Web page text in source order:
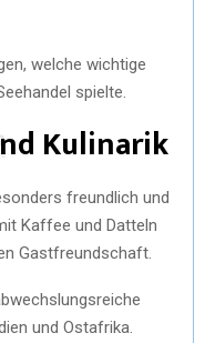
welche wichtige
spielte.
Kulinarik
freundlich und
Kaffee und Datteln
Gastfreundschaft.
und Ostafrika.